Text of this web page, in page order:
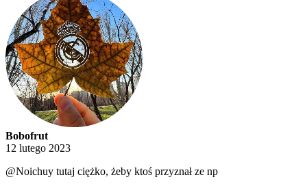
Bobofrut
12 lutego 2023
@Noichuy tutaj ciężko, żeby ktoś przyznał ze np